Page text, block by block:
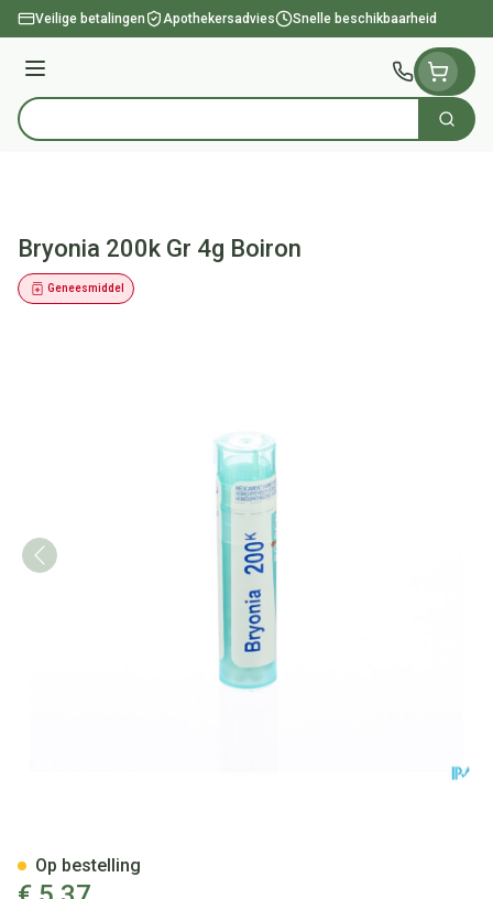
Ga naar de inhoud
Veilige betalingen Apothekersadvies Snelle beschikbaarheid
Menu
Product, merk, categorie... Zoek
Bryonia 200k Gr 4g Boiron
Geneesmiddel
Op bestelling